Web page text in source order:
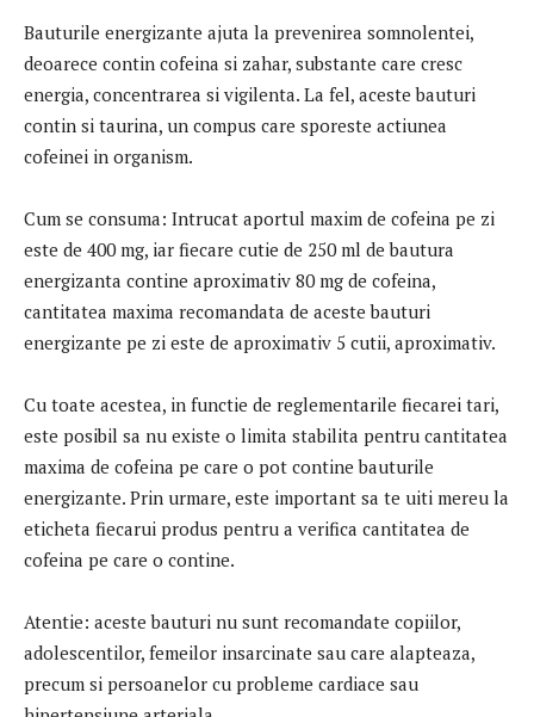
Bauturile energizante ajuta la prevenirea somnolentei,
deoarece contin cofeina si zahar, substante care cresc
energia, concentrarea si vigilenta. La fel, aceste bauturi
contin si taurina, un compus care sporeste actiunea
cofeinei in organism.
Cum se consuma: Intrucat aportul maxim de cofeina pe zi
este de 400 mg, iar fiecare cutie de 250 ml de bautura
energizanta contine aproximativ 80 mg de cofeina,
cantitatea maxima recomandata de aceste bauturi
energizante pe zi este de aproximativ 5 cutii, aproximativ.
Cu toate acestea, in functie de reglementarile fiecarei tari,
este posibil sa nu existe o limita stabilita pentru cantitatea
maxima de cofeina pe care o pot contine bauturile
energizante. Prin urmare, este important sa te uiti mereu la
eticheta fiecarui produs pentru a verifica cantitatea de
cofeina pe care o contine.
Atentie: aceste bauturi nu sunt recomandate copiilor,
adolescentilor, femeilor insarcinate sau care alapteaza,
precum si persoanelor cu probleme cardiace sau